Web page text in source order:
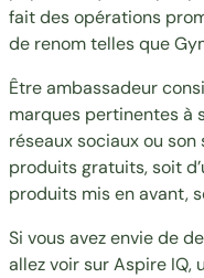
fait des opérations
de renom telles que
Être ambassadeur
marques pertinentes à
réseaux sociaux ou
produits gratuits, soit
produits mis en avant,
Si vous avez envie de
allez voir surAspire IQ,